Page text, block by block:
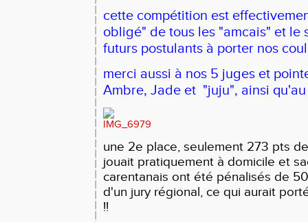
cette compétition est
obligé" de tous les "amcais" et le
futurs postulants à porter nos
merci aussi à nos 5 juges et
Ambre, Jade et "juju", ainsi
une 2e place, seulement 273 pts
jouait pratiquement à domicile et
carentanais ont été pénalisés de
d'un jury régional, ce qui aurait
!!